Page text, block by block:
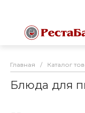
Главная / Каталог
Блюда для